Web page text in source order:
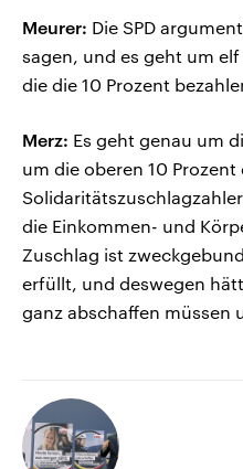
Meurer: Die SPD
sagen, und es geht um
die die 10 Prozent
Merz: Es geht genau um
um die oberen 10 Prozent
die Einkommen- und
Zuschlag ist
erfüllt, und deswegen
ganz abschaffen müssen